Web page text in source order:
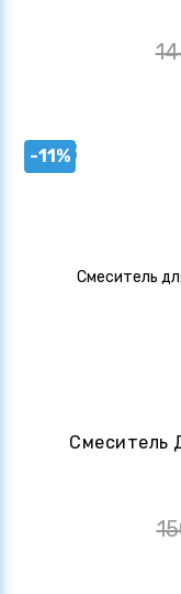
-11%
Смеситель